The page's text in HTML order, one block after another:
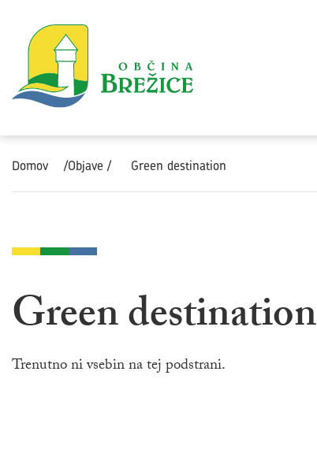
Domov /Objave / Green destination
Green destination
Trenutno ni vsebin na tej podstrani.